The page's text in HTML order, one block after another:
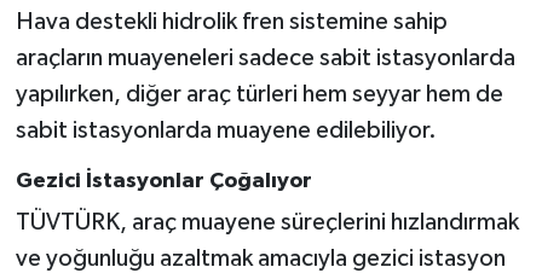
Hava destekli hidrolik fren sistemine sahip
araçların muayeneleri sadece sabit istasyonlarda
yapılırken, diğer araç türleri hem seyyar hem de
sabit istasyonlarda muayene edilebiliyor.
Gezici İstasyonlar Çoğalıyor
TÜVTÜRK, araç muayene süreçlerini hızlandırmak
ve yoğunluğu azaltmak amacıyla gezici istasyon